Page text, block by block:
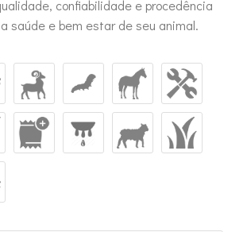
confiabilidade e procedência
saúde e bem estar de seu animal.